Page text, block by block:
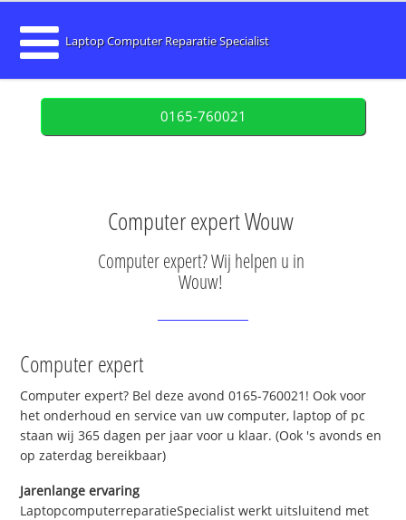
Laptop Computer Reparatie Specialist
0165-760021
Computer expert Wouw
Computer expert? Wij helpen u in
Wouw!
Computer expert
Computer expert? Bel deze avond 0165-760021! Ook voor
het onderhoud en service van uw computer, laptop of pc
staan wij 365 dagen per jaar voor u klaar. (Ook 's avonds en
op zaterdag bereikbaar)
Jarenlange ervaring
LaptopcomputerreparatieSpecialist werkt uitsluitend met